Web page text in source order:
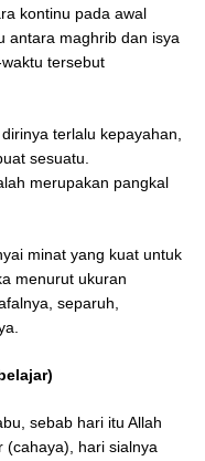
kontinu pada awal
antara maghrib dan isya
tersebut
terlalu kepayahan,
sesuatu.
merupakan pangkal
minat yang kuat untuk
menurut ukuran
separuh,
sebab hari itu Allah
(cahaya), hari sialnya